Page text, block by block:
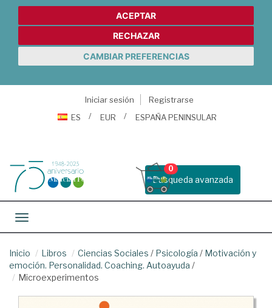
ACEPTAR
RECHAZAR
CAMBIAR PREFERENCIAS
Iniciar sesión
Registrarse
ES
EUR ESPAÑA PENINSULAR
Busqueda avanzada
0
Toggle navigation
Inicio Libros Ciencias Sociales / Psicología / Motivación y
emoción. Personalidad. Coaching. Autoayuda /
Microexperimentos